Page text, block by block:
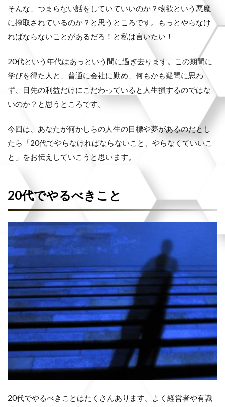
そんな、つまらない話をしていていいのか？物欲という悪魔
に搾取されているのか？と思うところです。もっとやらなけ
ればならないことがあるだろ！と私は言いたい！
20代という年代はあっという間に過ぎ去ります。この期間に
学びを得た人と、普通に会社に勤め、何もかも疑問に思わ
ず、目先の利益だけにこだわっていると人生損するのではな
いのか？と思うところです。
今回は、あなたが何かしらの人生の目標や夢があるのだとし
たら「20代でやらなければならないこと、やらなくていいこ
と」をお伝えしていこうと思います。
20代でやるべきこと
20代でやるべきことはたくさんあります。よく経営者や有識